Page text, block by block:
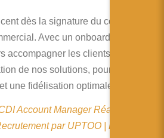
English
Français
Deutsch
简体中文
dès la signature du contrat
Avec un onboarding de
accompagner les clients dans le
de nos solutions, pour une
une fidélisation optimale !
Account Manager Réalité
par UPTOO | Hellowork